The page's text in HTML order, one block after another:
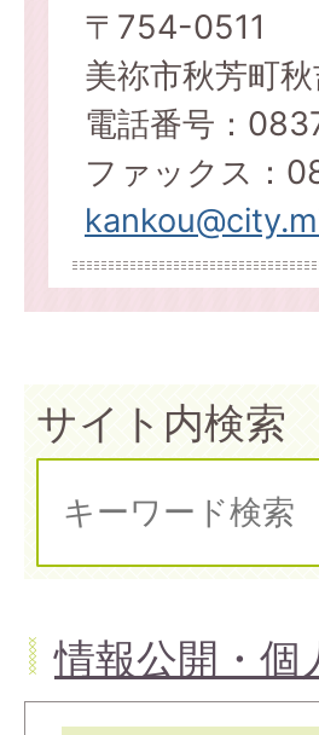
〒754-0511
美祢市秋芳町
電話番号：
ファックス：
サイト内検索
情報公開・個